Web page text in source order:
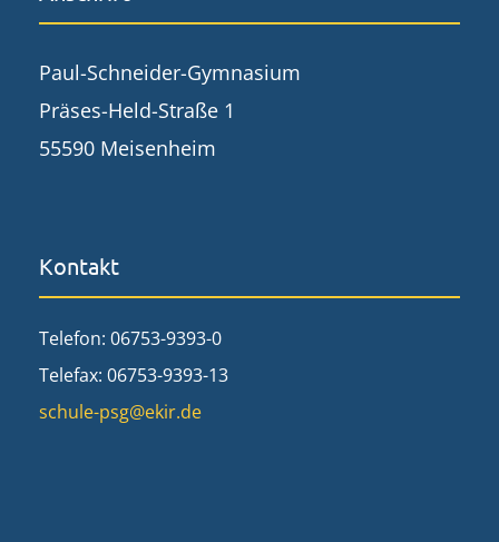
Paul-Schneider-Gymnasium
Präses-Held-Straße 1
55590 Meisenheim
Kontakt
Telefon: 06753-9393-0
Telefax: 06753-9393-13
schule-psg@ekir.de